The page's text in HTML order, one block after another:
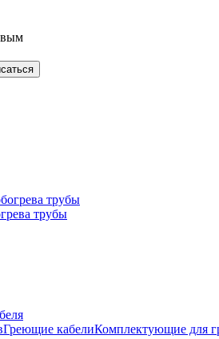
трубы
Греющие кабелиКомплектующие для